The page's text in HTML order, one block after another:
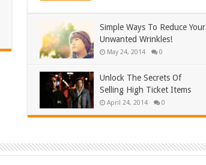
Simple Ways To Reduce Your
Unwanted Wrinkles!
May 24, 2014 0
Unlock The Secrets Of
Selling High Ticket Items
April 24, 2014 0